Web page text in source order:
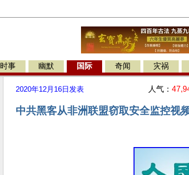
时事 幽默 国际 奇闻 灾祸
2020年12月16日 发表 人气：
中共黑客从非洲联盟窃取安全监控视